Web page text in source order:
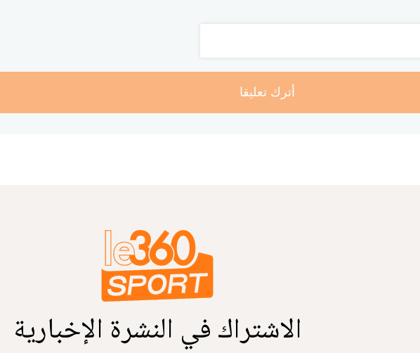
أترك تعليقا
الاشتراك في النشرة الإخبارية